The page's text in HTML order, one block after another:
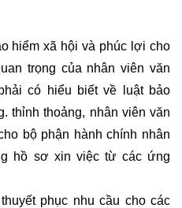
hiểm xã hội và phúc lợi cho
trọng của nhân viên văn
có hiểu biết về luật bảo
thỉnh thoảng, nhân viên văn
bộ phận hành chính nhân
hồ sơ xin việc từ các ứng
phục nhu cầu cho các